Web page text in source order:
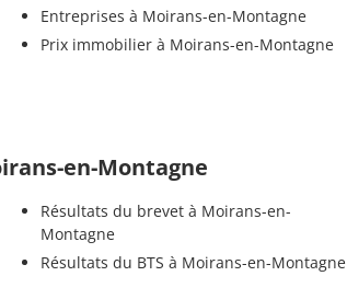
Entreprises à Moirans-en-Montagne
Prix immobilier à Moirans-en-Montagne
en-Montagne
Résultats du brevet à Moirans-en-
Montagne
Résultats du BTS à Moirans-en-Montagne